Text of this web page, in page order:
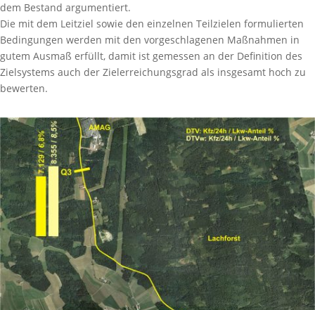
dem Bestand argumentiert.
Die mit dem Leitziel sowie den einzelnen Teilzielen formulierten
Bedingungen werden mit den vorgeschlagenen Maßnahmen in
gutem Ausmaß erfüllt, damit ist gemessen an der Definition des
Zielsystems auch der Zielerreichungsgrad als insgesamt hoch zu
bewerten.